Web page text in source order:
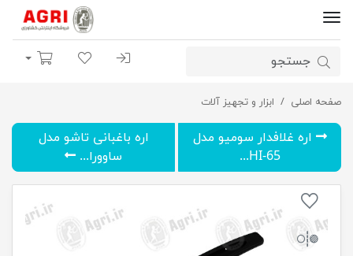
ورود | ثبت نام
لیست مورد علاقه
سبد خرید
صفحه اصلی ابزار و تجهیز آلاتاره چوب بری VFS017 واستر تایوان
اره غلافدار سومیو مدل
HI-65...
اره باغبانی تاشو مدل
ساوورا...